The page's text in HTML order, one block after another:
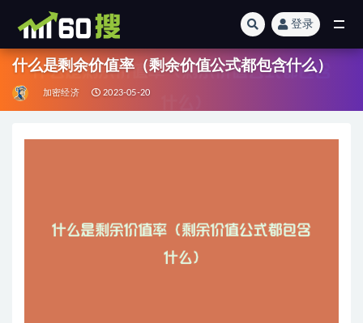
登录
什么是剩余价值率（剩余价值公式都包含什么）
加密经济 2023-05-20